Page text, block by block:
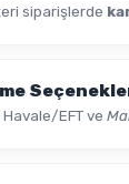
siparişlerde
Havale/EFT ve